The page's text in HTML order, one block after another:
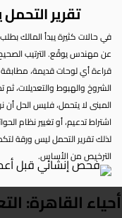
تقرير
في حالات كثيرة يبدأ المالك
عن مهندس يوقّع. الترتيب
قراءة أي لوحات قديمة، مطابقة
الشروخ والهبوط والتعديلات،
المبنى لا يتحمل، فليس الحل
اشتراط تدعيم، أو تغيير نظام
لذلك تقرير التحمل ليس ورقة
الترخيص من الأساس.
أحياء القاهرة: